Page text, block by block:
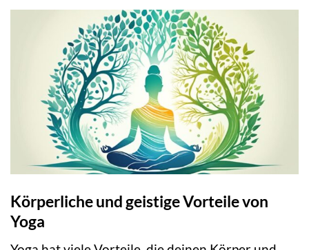
Körperliche und geistige Vorteile von
Yoga